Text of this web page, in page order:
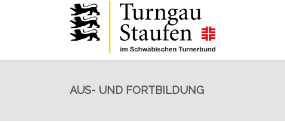
AUS- UND FORTBILDUNG